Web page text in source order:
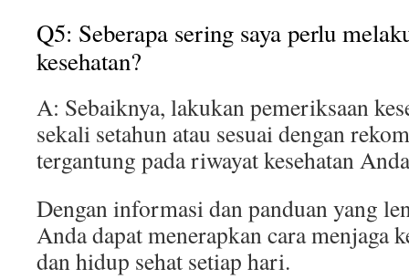
Q5: Seberapa sering saya perlu
kesehatan?
A: Sebaiknya, lakukan pemeriksaan
sekali setahun atau sesuai dengan
tergantung pada riwayat kesehatan
Dengan informasi dan panduan yang
Anda dapat menerapkan cara menjaga
dan hidup sehat setiap hari.